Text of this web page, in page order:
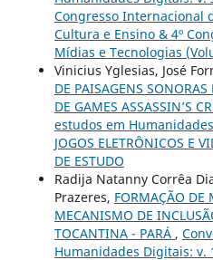
Congresso Internacional
Cultura e Ensino & 4º
Mídias e Tecnologias
Vinicius Yglesias, José
DE PAISAGENS
DE GAMES ASSASSIN’S
estudos em
JOGOS ELETRÔNICOS E
DE ESTUDO
Radija Natanny Corrêa
Prazeres, FORMAÇÃO DE
MECANISMO DE
TOCANTINA - PARÁ ,
Humanidades Digitais: v.